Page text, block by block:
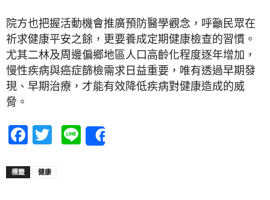
院方也把握活動機會推廣預防醫學觀念，呼籲民眾在
祈求健康平安之餘，更要養成定期健康檢查的習慣。
尤其二林及周邊偏鄉地區人口高齡化程度逐年增加，
慢性疾病與癌症篩檢需求日益重要，唯有透過早期發
現、早期治療，才能有效降低疾病對健康造成的威
脅。
Facebook
Twitter
Line
標籤 健康